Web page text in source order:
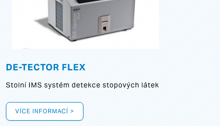
DE-TECTOR FLEX
Stolní IMS systém detekce stopových látek
VÍCE INFORMACÍ >